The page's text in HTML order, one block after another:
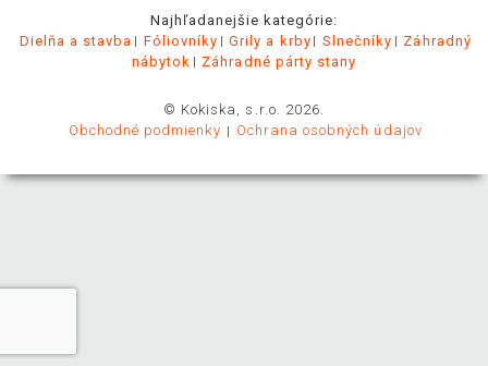
Najhľadanejšie kategórie:
Dielňa a stavba
Fóliovníky Grily a krby Slnečníky
Záhradný
nábytok
Záhradné párty stany
© Kokiska, s.r.o. 2026.
Obchodné podmienky
Ochrana osobných údajov